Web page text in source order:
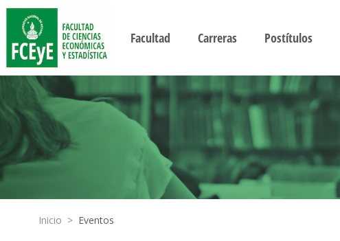
Facultad Carreras Postítulos
Inicio > Eventos